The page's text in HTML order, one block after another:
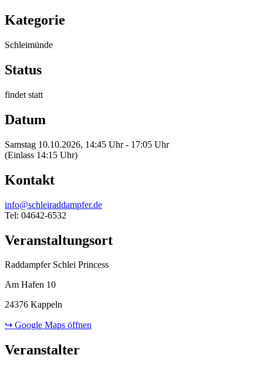
Kategorie
Schleimünde
Status
findet statt
Datum
Samstag 10.10.2026, 14:45 Uhr - 17:05 Uhr
(Einlass 14:15 Uhr)
Kontakt
info@schleiraddampfer.de
Tel: 04642-6532
Veranstaltungsort
Raddampfer Schlei Princess
Am Hafen 10
24376 Kappeln
↪ Google Maps öffnen
Veranstalter